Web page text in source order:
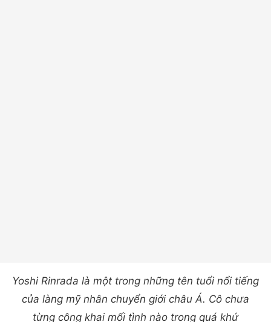
Yoshi Rinrada là một trong những tên tuổi nổi tiếng
của làng mỹ nhân chuyển giới châu Á. Cô chưa
từng công khai mối tình nào trong quá khứ